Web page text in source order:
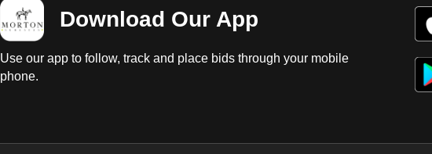
Download Our App
Use our app to follow, track and place bids through your mobile
phone.